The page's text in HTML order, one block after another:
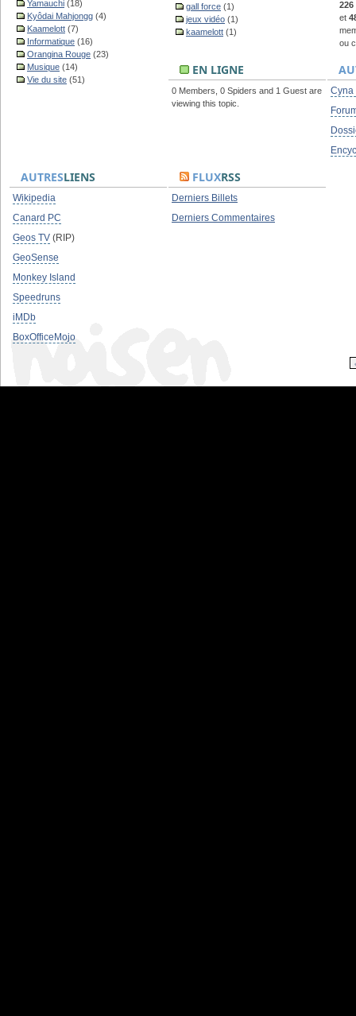
Yamauchi (18)
Kyôdai Mahjongg (4)
Kaamelott (7)
Informatique (16)
Orangina Rouge (23)
Musique (14)
Vie du site (51)
gall force (1)
jeux vidéo (1)
kaamelott (1)
226
et
ou
EN LIGNE
0 Members, 0 Spiders and 1 Guest are
viewing this topic.
Cyna
AUTRESLIENS
Wikipedia
Canard PC
Geos TV (RIP)
GeoSense
Monkey Island
Speedruns
iMDb
BoxOfficeMojo
FLUXRSS
Derniers Billets
Derniers Commentaires